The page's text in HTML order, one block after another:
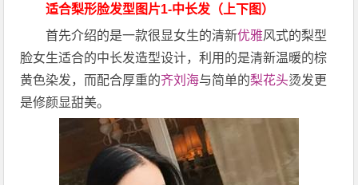
适合梨形脸发型 图片1-中长发（上下图）
首先介绍的是一款很显女生的清新优雅风式的梨型
脸女生适合的中长发造型设计，利用的是清新温暖的棕
黄色染发，而配合厚重的齐刘海与简单的梨花头烫发更
是修颜显甜美。